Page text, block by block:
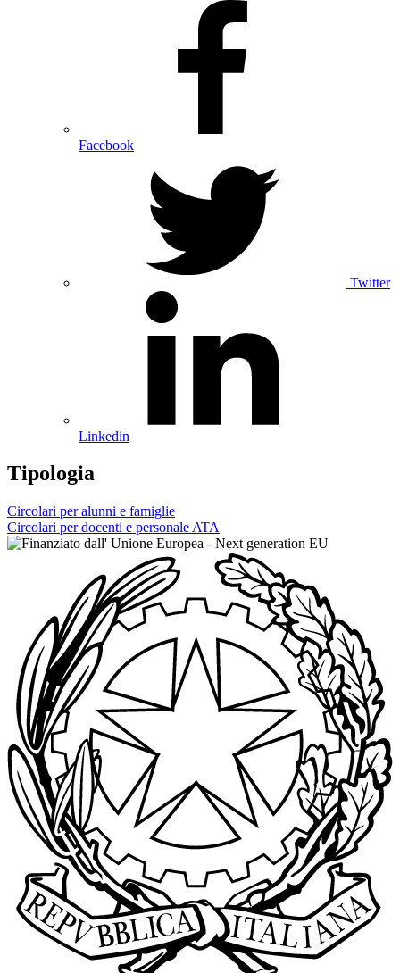
Facebook
Twitter
Linkedin
Tipologia
Circolari per alunni e famiglie
Circolari per docenti e personale ATA